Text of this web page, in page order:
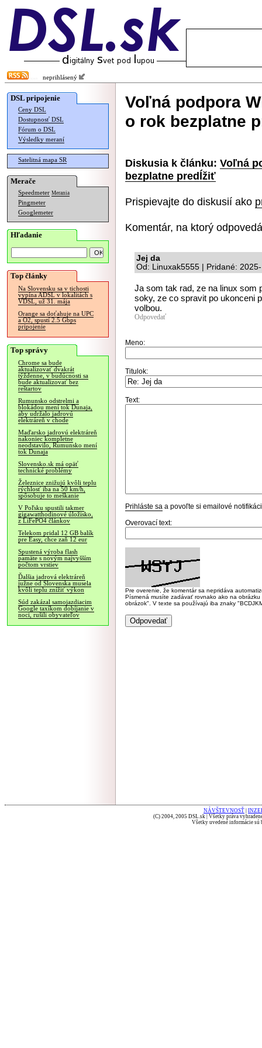
neprihlásený
DSL pripojenie
Ceny DSL
Dostupnosť DSL
Fórum o DSL
Výsledky meraní
Satelitná mapa SR
Merače
Speedmeter Merania
Pingmeter
Googlemeter
Hľadanie
Top články
Na Slovensku sa v tichosti
vypína ADSL v lokalitách s
VDSL, už 31. mája
Orange sa doťahuje na UPC
a O2, spustí 2.5 Gbps
pripojenie
Top správy
Chrome sa bude
aktualizovať dvakrát
týždenne, v budúcnosti sa
bude aktualizovať bez
reštartov
Rumunsko odstrelmi a
blokádou mení tok Dunaja,
aby udržalo jadrovú
elektráreň v chode
Maďarsko jadrovú elektráreň
nakoniec kompletne
neodstavilo, Rumunsko mení
tok Dunaja
Slovensko.sk má opäť
technické problémy
Železnice znižujú kvôli teplu
rýchlosť iba na 50 km/h,
spôsobuje to meškanie
V Poľsku spustili takmer
gigawatthodinové úložisko,
z LiFePO4 článkov
Telekom pridal 12 GB balík
pre Easy, chce zaň 12 eur
Spustená výroba flash
pamäte s novým najvyšším
počtom vrstiev
Ďalšia jadrová elektráreň
južne od Slovenska musela
kvôli teplu znížiť výkon
Súd zakázal samojazdiacim
Google taxíkom dobíjanie v
noci, rušili obyvateľov
Voľná podpora
o rok bezplatne
Diskusia k článku: Voľná
bezplatne predĺžiť
Prispievajte do diskusií ako
Komentár, na ktorý
Jej da
Od: Linuxak5555 | Pridané:
Ja som tak rad, ze na linux som
soky, ze co spravit po ukonceni
volbou.
Odpovedať
Meno:
Titulok:
Text:
Prihláste sa a povoľte si emailové
Overovací text:
Pre overenie, že komentár sa nepridáva
Písmená musíte zadávať rovnako ako na
obrázok". V texte sa používajú iba znaky
NÁVŠTEVNOSŤ
(C) 2004, 2005 DSL.sk | Všetky práva
Všetky uvedené informácie sú